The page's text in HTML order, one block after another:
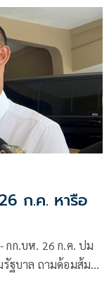
ก.ค. หารือ
กก.บห. 26 ก.ค. ปม